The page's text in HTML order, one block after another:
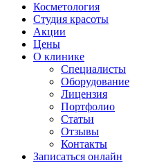
Косметология
Студия красоты
Акции
Цены
О клинике
Специалисты
Оборудование
Лицензия
Портфолио
Статьи
Отзывы
Контакты
Записаться онлайн